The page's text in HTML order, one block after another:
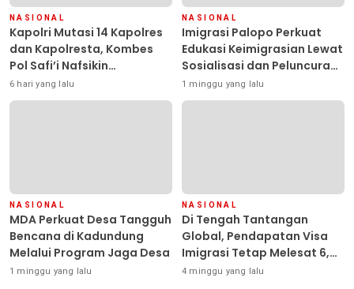
NASIONAL
Kapolri Mutasi 14 Kapolres
dan Kapolresta, Kombes
Pol Safi’i Nafsikin
Mengemban Amanah
Pimpin Polresta Kendari
6 hari yang lalu
NASIONAL
Imigrasi Palopo Perkuat
Edukasi Keimigrasian Lewat
Sosialisasi dan Peluncuran
Inovasi Chatbot “IT CHIKA”
1 minggu yang lalu
NASIONAL
MDA Perkuat Desa Tangguh
Bencana di Kadundung
Melalui Program Jaga Desa
1 minggu yang lalu
NASIONAL
Di Tengah Tantangan
Global, Pendapatan Visa
Imigrasi Tetap Melesat 6,42
Persen
4 minggu yang lalu